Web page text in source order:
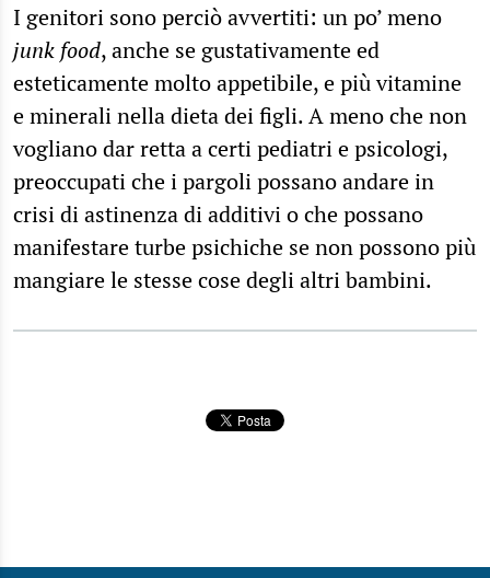
I genitori sono perciò avvertiti: un po’ meno
junk food, anche se gustativamente ed
esteticamente molto appetibile, e più vitamine
e minerali nella dieta dei figli. A meno che non
vogliano dar retta a certi pediatri e psicologi,
preoccupati che i pargoli possano andare in
crisi di astinenza di additivi o che possano
manifestare turbe psichiche se non possono più
mangiare le stesse cose degli altri bambini.